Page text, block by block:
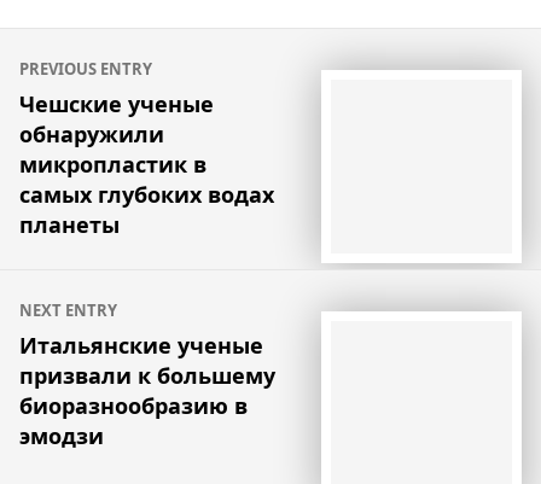
Навигация
по
записям
PREVIOUS ENTRY
Чешские ученые
обнаружили
микропластик в
самых глубоких водах
планеты
NEXT ENTRY
Итальянские ученые
призвали к большему
биоразнообразию в
эмодзи